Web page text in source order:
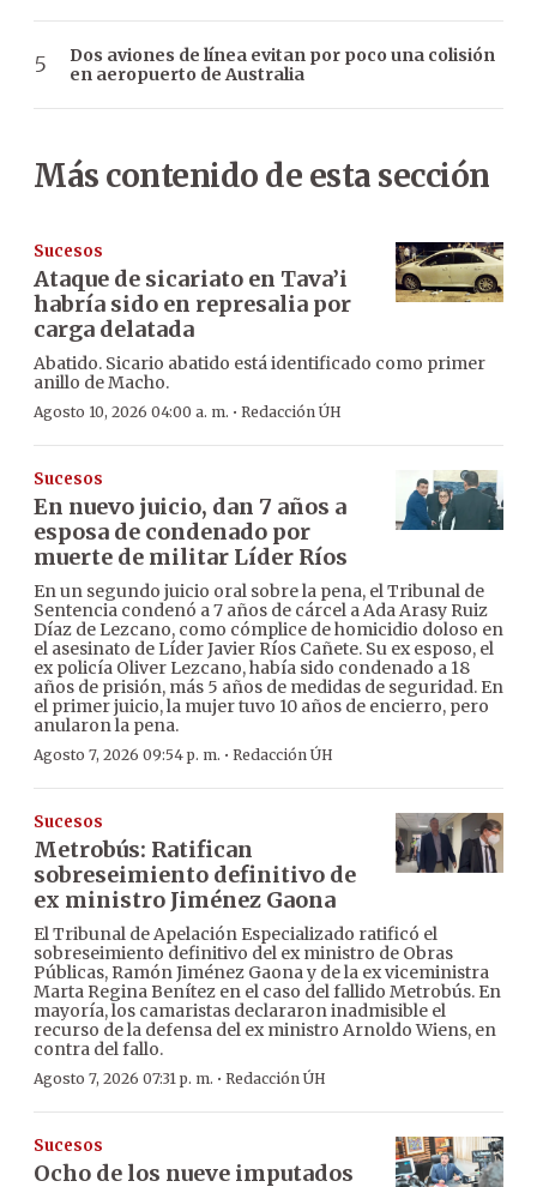
Dos aviones de línea evitan por poco una colisión
en aeropuerto de Australia
Más contenido de esta sección
Sucesos
Ataque de sicariato en Tava’i
habría sido en represalia por
carga delatada
Abatido. Sicario abatido está identificado como primer
anillo de Macho.
Agosto 10, 2026 04:00 a. m. · Redacción ÚH
Sucesos
En nuevo juicio, dan 7 años a
esposa de condenado por
muerte de militar Líder Ríos
En un segundo juicio oral sobre la pena, el Tribunal de
Sentencia condenó a 7 años de cárcel a Ada Arasy Ruiz
Díaz de Lezcano, como cómplice de homicidio doloso en
el asesinato de Líder Javier Ríos Cañete. Su ex esposo, el
ex policía Oliver Lezcano, había sido condenado a 18
años de prisión, más 5 años de medidas de seguridad. En
el primer juicio, la mujer tuvo 10 años de encierro, pero
anularon la pena.
Agosto 7, 2026 09:54 p. m. · Redacción ÚH
Sucesos
Metrobús: Ratifican
sobreseimiento definitivo de
ex ministro Jiménez Gaona
El Tribunal de Apelación Especializado ratificó el
sobreseimiento definitivo del ex ministro de Obras
Públicas, Ramón Jiménez Gaona y de la ex viceministra
Marta Regina Benítez en el caso del fallido Metrobús. En
mayoría, los camaristas declararon inadmisible el
recurso de la defensa del ex ministro Arnoldo Wiens, en
contra del fallo.
Agosto 7, 2026 07:31 p. m. · Redacción ÚH
Sucesos
Ocho de los nueve imputados